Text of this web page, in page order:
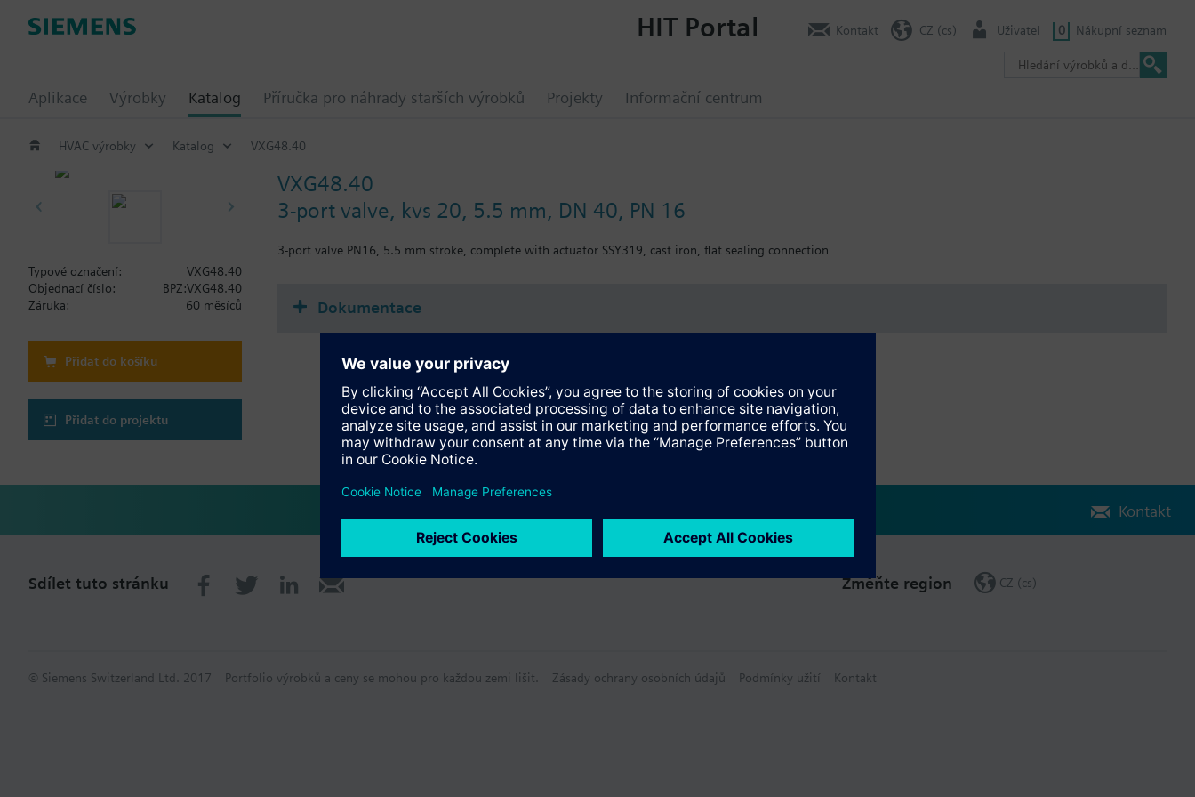
Aplikace Výrobky Katalog Příručka pro náhrady starších výrobků Projekty Informační centrum
HIT Portal Kontakt CZ (cs) Uživatel 0 Nákupní seznam
HVAC výrobky Katalog VXG48.40
VXG48.40
3-port valve, kvs 20, 5.5 mm, DN 40, PN 16
3-port valve PN16, 5.5 mm stroke, complete with actuator SSY319, cast iron, flat sealing connection
Typové označení:
VXG48.40
Objednací číslo:
BPZ:VXG48.40
Záruka:
60 měsíců
Přidat do košíku
Přidat do projektu
Dokumentace
Kontakt
Sdílet tuto stránku Změňte region CZ (cs)
© Siemens Switzerland Ltd. 2017 Portfolio výrobků a ceny se mohou pro každou zemi lišit. Zásady ochrany osobních údajů Podmínky užití Kontakt